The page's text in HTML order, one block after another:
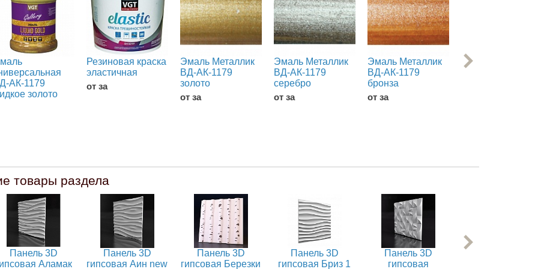
АК-1179
золото
Резиновая краска
эластичная
от за
Эмаль Металлик
ВД-АК-1179
золото
от за
Эмаль Металлик
ВД-АК-1179
серебро
от за
Эмаль Металлик
ВД-АК-1179
бронза
от за
Эмаль Металлик
товары раздела
Панель 3D
Аламак
Панель 3D
гипсовая Аин new
Панель 3D
гипсовая Березки
Панель 3D
гипсовая Бриз 1
Панель 3D
гипсовая